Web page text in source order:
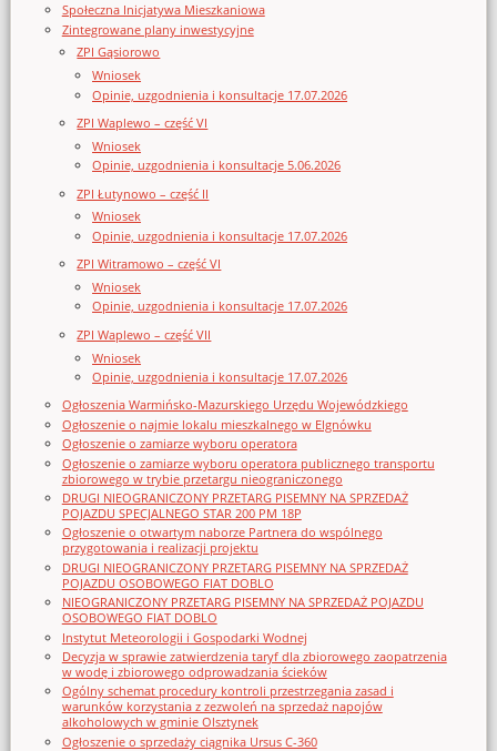
Społeczna Inicjatywa Mieszkaniowa
Zintegrowane plany inwestycyjne
ZPI Gąsiorowo
Wniosek
Opinie, uzgodnienia i konsultacje 17.07.2026
ZPI Waplewo – część VI
Wniosek
Opinie, uzgodnienia i konsultacje 5.06.2026
ZPI Łutynowo – część II
Wniosek
Opinie, uzgodnienia i konsultacje 17.07.2026
ZPI Witramowo – część VI
Wniosek
Opinie, uzgodnienia i konsultacje 17.07.2026
ZPI Waplewo – część VII
Wniosek
Opinie, uzgodnienia i konsultacje 17.07.2026
Ogłoszenia Warmińsko-Mazurskiego Urzędu Wojewódzkiego
Ogłoszenie o najmie lokalu mieszkalnego w Elgnówku
Ogłoszenie o zamiarze wyboru operatora
Ogłoszenie o zamiarze wyboru operatora publicznego transportu
zbiorowego w trybie przetargu nieograniczonego
DRUGI NIEOGRANICZONY PRZETARG PISEMNY NA SPRZEDAŻ
POJAZDU SPECJALNEGO STAR 200 PM 18P
Ogłoszenie o otwartym naborze Partnera do wspólnego
przygotowania i realizacji projektu
DRUGI NIEOGRANICZONY PRZETARG PISEMNY NA SPRZEDAŻ
POJAZDU OSOBOWEGO FIAT DOBLO
NIEOGRANICZONY PRZETARG PISEMNY NA SPRZEDAŻ POJAZDU
OSOBOWEGO FIAT DOBLO
Instytut Meteorologii i Gospodarki Wodnej
Decyzja w sprawie zatwierdzenia taryf dla zbiorowego zaopatrzenia
w wodę i zbiorowego odprowadzania ścieków
Ogólny schemat procedury kontroli przestrzegania zasad i
warunków korzystania z zezwoleń na sprzedaż napojów
alkoholowych w gminie Olsztynek
Ogłoszenie o sprzedaży ciągnika Ursus C-360